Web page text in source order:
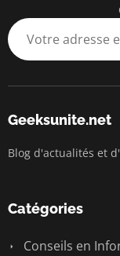
Geeksunite.net
Blog d'actualités et
Catégories
Conseils en